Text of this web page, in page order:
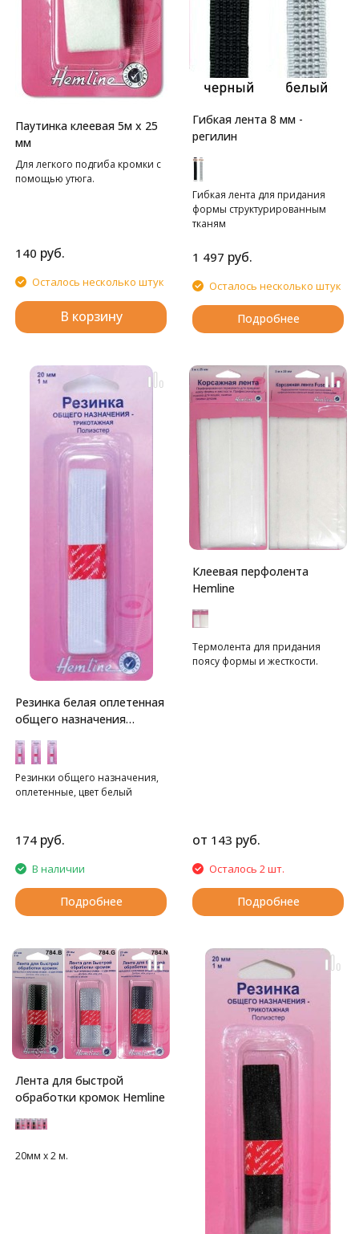
Паутинка клеевая 5м х 25
мм
Для легкого подгиба кромки с
помощью утюга.
140 руб.
Осталось несколько штук
В корзину
Гибкая лента 8 мм -
регилин
Гибкая лента для придания
формы структурированным
тканям
1 497 руб.
Осталось несколько штук
Подробнее
Резинка белая оплетенная
общего назначения
Резинки общего назначения,
оплетенные, цвет белый
174 руб.
В наличии
Подробнее
Клеевая перфолента
Hemline
Термолента для придания
поясу формы и жесткости.
от 143 руб.
Осталось 2 шт.
Подробнее
Лента для быстрой
обработки кромок Hemline
20мм х 2 м.